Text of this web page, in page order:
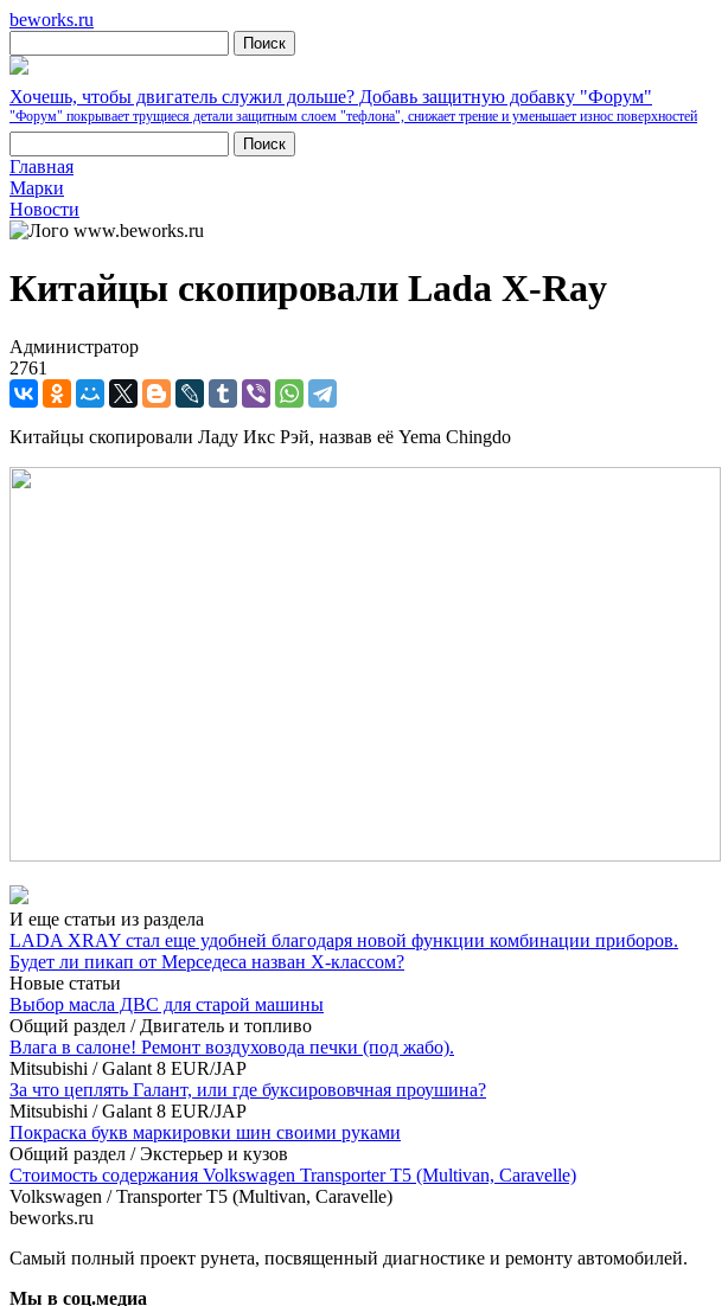
beworks.ru
Хочешь, чтобы двигатель служил дольше? Добавь защитную добавку "Форум"
"Форум" покрывает трущиеся детали защитным слоем "тефлона", снижает трение и уменьшает износ поверхностей
Главная
Марки
Новости
Китайцы скопировали Lada X-Ray
Администратор
2761
Китайцы скопировали Ладу Икс Рэй, назвав её Yema Chingdo
И еще статьи из раздела
LADA XRAY стал еще удобней благодаря новой функции комбинации приборов.
Будет ли пикап от Мерседеса назван X-классом?
Новые статьи
Выбор масла ДВС для старой машины
Общий раздел / Двигатель и топливо
Влага в салоне! Ремонт воздуховода печки (под жабо).
Mitsubishi /Galant 8 EUR/JAP
За что цеплять Галант, или где буксирововчная проушина?
Mitsubishi /Galant 8 EUR/JAP
Покраска букв маркировки шин своими руками
Общий раздел /Экстерьер и кузов
Стоимость содержания Volkswagen Transporter T5 (Multivan, Caravelle)
Volkswagen /Transporter T5 (Multivan, Caravelle)
beworks.ru
Самый полный проект рунета, посвященный диагностике и ремонту автомобилей.
Мы в соц.медиа